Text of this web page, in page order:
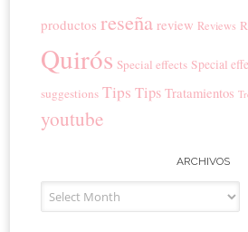
productos reseña review Reviews
Quirós Special effects Special
suggestions Tips Tips Tratamientos
youtube
ARCHIVOS
Archivos